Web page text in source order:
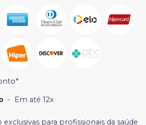
- Em até 12x
exclusivas para profissionais da saúde